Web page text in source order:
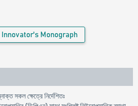
Innovator's Monograph
সকল ক্ষেত্রে নির্দেশিতঃ